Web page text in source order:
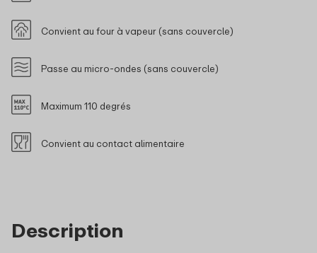
Description
Convient au four à vapeur (sans couvercle)
Passe au micro-ondes (sans couvercle)
Maximum 110 degrés
Convient au contact alimentaire